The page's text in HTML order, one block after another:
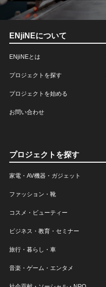
ENjiNEについて
ENjiNEとは
プロジェクトを探す
プロジェクトを始める
お問い合わせ
プロジェクトを探す
家電・AV機器・ガジェット
ファッション・靴
コスメ・ビューティー
ビジネス・教育・セミナー
旅行・暮らし・車
音楽・ゲーム・エンタメ